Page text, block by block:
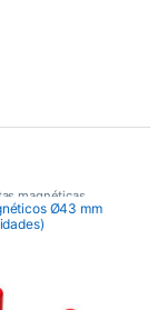
magnéticas
Ø43 mm